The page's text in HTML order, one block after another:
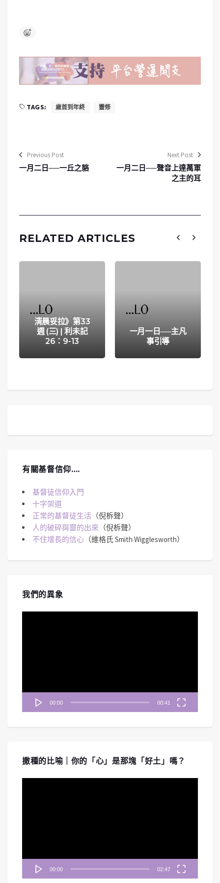
TAGS: 歳首到年終 靈修
Previous Post
一月二日──一丘之貉
Next Post
一月二日──聲音上達萬軍
之主的耳
RELATED ARTICLES
清晨妥拉》第33
週 (三) | 利未記
26：9-13
一月一日──主凡
事引導
有關基督信仰….
基督徒信仰入門
十字架道
正常的基督徒生活 （倪柝聲）
人的破碎與靈的出來 （倪柝聲）
不住增長的信心 （維格氏 Smith Wigglesworth）
我們的異象
00:00 00:41
撒種的比喻｜你的「心」是那塊「好土」嗎？
00:00 02:47